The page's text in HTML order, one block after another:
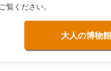
覧ください。
大人の博物